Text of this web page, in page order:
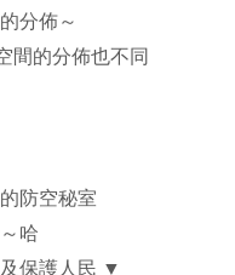
分佈～
間的分佈也不同
防空秘室
哈
保護人民 ▼